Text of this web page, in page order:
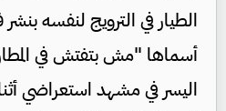
الطيار في الترويج لنفسه
أسماها "مش بتفتش في
اليسر في مشهد استعراضي